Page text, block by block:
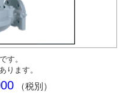
す。
ります。
（税別）